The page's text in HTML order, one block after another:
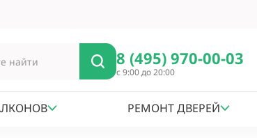
8 (495) 970-00-03
с 9:00 до 20:00
РЕМОНТ ДВЕРЕЙ